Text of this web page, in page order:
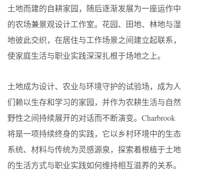
土地而建的自耕家园，随后逐渐发展为一座运作中
的农场兼景观设计工作室。花园、田地、林地与湿
地彼此交织，在居住与工作场景之间建立起联系，
使家庭生活与职业实践深深扎根于场地之上。
土地成为设计、农业与环境守护的试验场，成为人
们赖以生存和学习的家园，并作为农耕生活与自然
野性之间持续展开的对话而不断演变。Charbrook
将是一项持续终身的实践，它以乡村环境中的生态
系统、材料与传统为灵感源泉，探索着根植于土地
的生活方式与职业实践如何维持相互滋养的关系。